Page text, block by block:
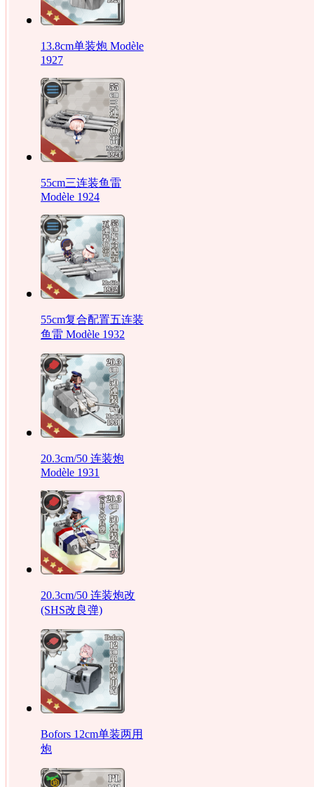
13.8cm单装炮 Modèle
1927‎
55cm三连装鱼雷
Modèle 1924‎
55cm复合配置五连装
鱼雷 Modèle 1932‎
20.3cm/50 连装炮
Modèle 1931‎
20.3cm/50 连装炮改
(SHS改良弹)‎
Bofors 12cm单装两用
炮‎